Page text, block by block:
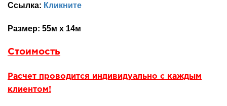
Ссылка: Кликните
Размер: 55м х 14м
Стоимость
Расчет проводится индивидуально с каждым
клиентом!